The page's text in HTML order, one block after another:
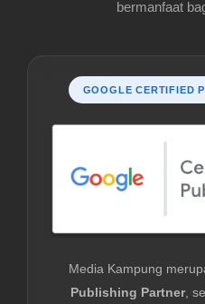
bermanfaat
GOOGLE CERTIFIED
Media Kampung
Publishing Partner,